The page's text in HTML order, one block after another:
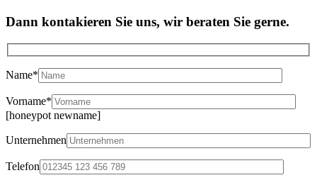
Dann kontakieren Sie uns, wir beraten Sie gerne.
Name*
Vorname*
[honeypot newname]
Unternehmen
Telefon